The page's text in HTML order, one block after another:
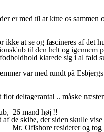
er med til at kitte os
at se og fascineres af det
til den helt og igennem
klarede sig i al fald
var med rundt på Esbjergs
deltagerantal .. måske
26 mand høj !!
skibe, der siden skulle
Mr. Offshore residerer og tog